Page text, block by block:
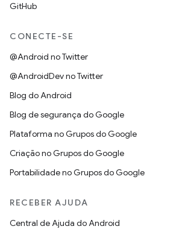
GitHub
CONECTE-SE
@Android no Twitter
@AndroidDev no Twitter
Blog do Android
Blog de segurança do Google
Plataforma no Grupos do Google
Criação no Grupos do Google
Portabilidade no Grupos do Google
RECEBER AJUDA
Central de Ajuda do Android